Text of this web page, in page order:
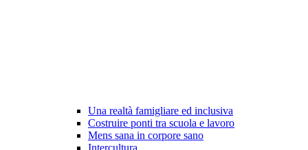
Una realtà famigliare ed inclusiva
Costruire ponti tra scuola e lavoro
Mens sana in corpore sano